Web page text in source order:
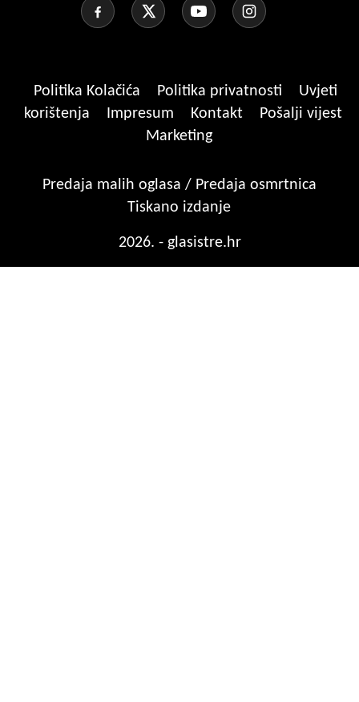
Politika Kolačića Politika privatnosti
Uvjeti
korištenja
Impresum Kontakt
Pošalji vijest
Marketing
Predaja malih oglasa / Predaja osmrtnica
Tiskano izdanje
2026. - glasistre.hr